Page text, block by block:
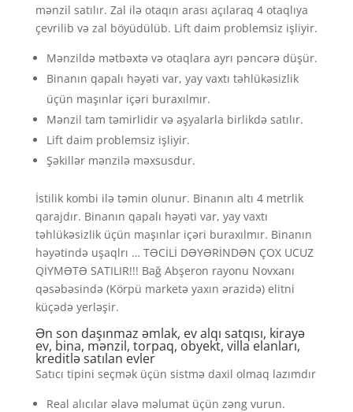
mənzil satılır. Zal ilə otaqın arası açılaraq 4 otaqlıya
çevrilib və zal böyüdülüb. Lift daim problemsiz işliyir.
Mənzildə mətbəxtə və otaqlara ayrı pəncərə düşür.
Binanın qapalı həyəti var, yay vaxtı təhlükəsizlik
üçün maşınlar içəri buraxılmır.
Mənzil tam təmirlidir və əşyalarla birlikdə satılır.
Lift daim problemsiz işliyir.
Şəkillər mənzilə məxsusdur.
İstilik kombi ilə təmin olunur. Binanın altı 4 metrlik
qarajdır. Binanın qapalı həyəti var, yay vaxtı
təhlükəsizlik üçün maşınlar içəri buraxılmır. Binanın
həyətində uşaqlrı … TƏCİLİ DƏYƏRİNDƏN ÇOX UCUZ
QİYMƏTƏ SATILIR!!! Bağ Abşeron rayonu Novxanı
qəsəbəsində (Körpü marketə yaxın ərazidə) elitni
küçədə yerləşir.
Ən son daşınmaz əmlak, ev alqı satqısı, kirayə
ev, bina, mənzil, torpaq, obyekt, villa elanları,
kreditlə satılan evler
Satıcı tipini seçmək üçün sistmə daxil olmaq lazımdır
Real alıcılar əlavə məlumat üçün zəng vurun.